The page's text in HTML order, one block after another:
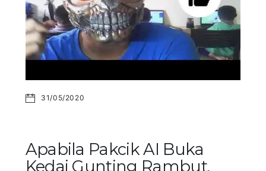
31/05/2020
Apabila Pakcik AI Buka
Kedai Gunting Rambut.